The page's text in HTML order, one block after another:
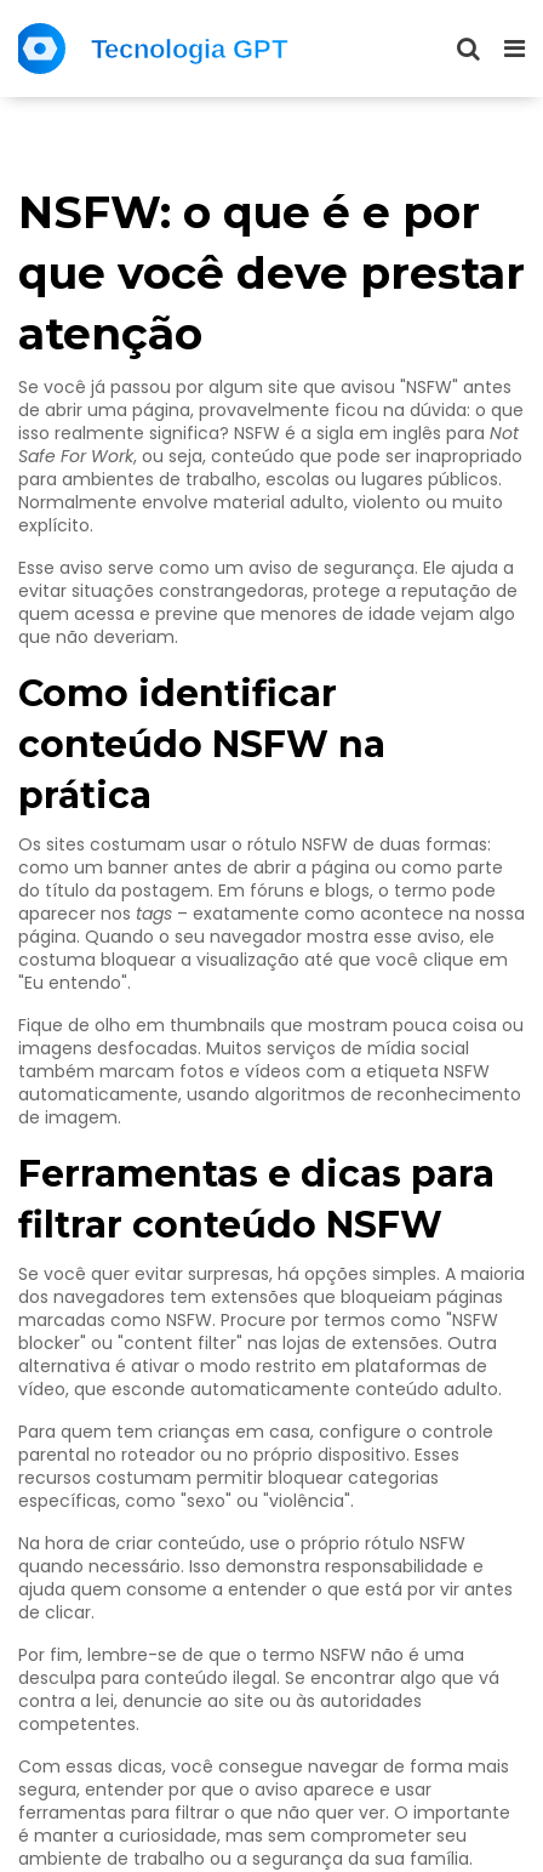
NSFW: o que é e por
que você deve prestar
atenção
Se você já passou por algum site que avisou "NSFW" antes
de abrir uma página, provavelmente ficou na dúvida: o que
isso realmente significa? NSFW é a sigla em inglês para Not
Safe For Work, ou seja, conteúdo que pode ser inapropriado
para ambientes de trabalho, escolas ou lugares públicos.
Normalmente envolve material adulto, violento ou muito
explícito.
Esse aviso serve como um aviso de segurança. Ele ajuda a
evitar situações constrangedoras, protege a reputação de
quem acessa e previne que menores de idade vejam algo
que não deveriam.
Como identificar
conteúdo NSFW na
prática
Os sites costumam usar o rótulo NSFW de duas formas:
como um banner antes de abrir a página ou como parte
do título da postagem. Em fóruns e blogs, o termo pode
aparecer nos tags – exatamente como acontece na nossa
página. Quando o seu navegador mostra esse aviso, ele
costuma bloquear a visualização até que você clique em
"Eu entendo".
Fique de olho em thumbnails que mostram pouca coisa ou
imagens desfocadas. Muitos serviços de mídia social
também marcam fotos e vídeos com a etiqueta NSFW
automaticamente, usando algoritmos de reconhecimento
de imagem.
Ferramentas e dicas para
filtrar conteúdo NSFW
Se você quer evitar surpresas, há opções simples. A maioria
dos navegadores tem extensões que bloqueiam páginas
marcadas como NSFW. Procure por termos como "NSFW
blocker" ou "content filter" nas lojas de extensões. Outra
alternativa é ativar o modo restrito em plataformas de
vídeo, que esconde automaticamente conteúdo adulto.
Para quem tem crianças em casa, configure o controle
parental no roteador ou no próprio dispositivo. Esses
recursos costumam permitir bloquear categorias
específicas, como "sexo" ou "violência".
Na hora de criar conteúdo, use o próprio rótulo NSFW
quando necessário. Isso demonstra responsabilidade e
ajuda quem consome a entender o que está por vir antes
de clicar.
Por fim, lembre-se de que o termo NSFW não é uma
desculpa para conteúdo ilegal. Se encontrar algo que vá
contra a lei, denuncie ao site ou às autoridades
competentes.
Com essas dicas, você consegue navegar de forma mais
segura, entender por que o aviso aparece e usar
ferramentas para filtrar o que não quer ver. O importante
é manter a curiosidade, mas sem comprometer seu
ambiente de trabalho ou a segurança da sua família.